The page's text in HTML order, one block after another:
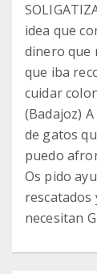
idea que
dinero que
que iba
cuidar
(Badajoz)
de gatos
puedo
Os pido
necesitan